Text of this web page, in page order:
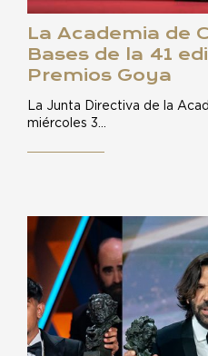
La Academia de
Bases de la 41
Premios Goya
La Junta Directiva de la
miércoles 3…